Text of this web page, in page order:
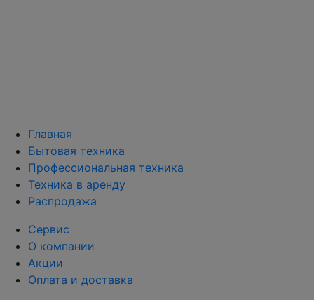
Главная
Бытовая техника
Профессиональная техника
Техника в аренду
Распродажа
Сервис
О компании
Акции
Оплата и доставка